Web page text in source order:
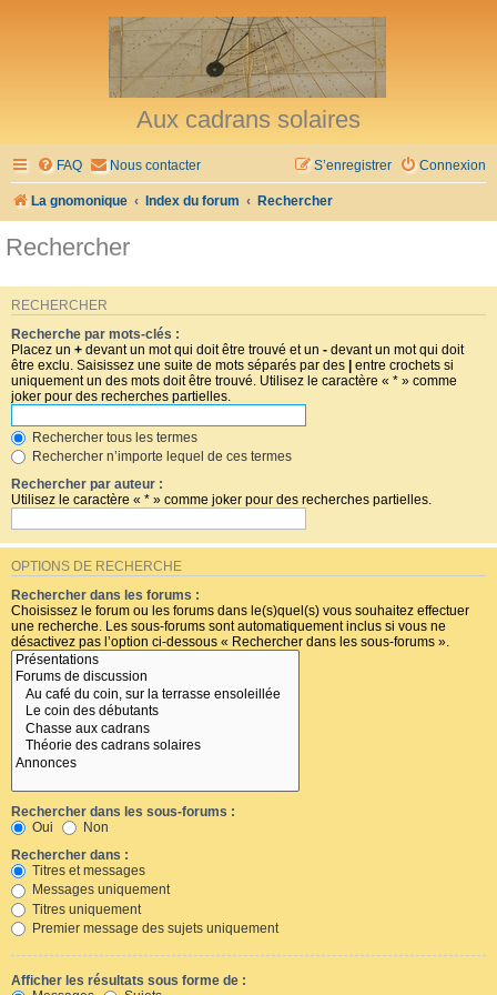
Aux cadrans solaires
FAQ Nous contacter Connexion
S’enregistrer
La gnomonique Index du forum Rechercher
Rechercher
RECHERCHER
Recherche par mots-clés :
Placez un + devant un mot qui doit être trouvé et un - devant un mot qui doit
être exclu. Saisissez une suite de mots séparés par des | entre crochets si
uniquement un des mots doit être trouvé. Utilisez le caractère « * » comme
joker pour des recherches partielles.
Rechercher tous les termes
Rechercher n’importe lequel de ces termes
Rechercher par auteur :
Utilisez le caractère « * » comme joker pour des recherches partielles.
OPTIONS DE RECHERCHE
Rechercher dans les forums :
Choisissez le forum ou les forums dans le(s)quel(s) vous souhaitez effectuer
une recherche. Les sous-forums sont automatiquement inclus si vous ne
désactivez pas l’option ci-dessous « Rechercher dans les sous-forums ».
Rechercher dans les sous-forums :
Oui
Non
Rechercher dans :
Titres et messages
Messages uniquement
Titres uniquement
Premier message des sujets uniquement
Afficher les résultats sous forme de :